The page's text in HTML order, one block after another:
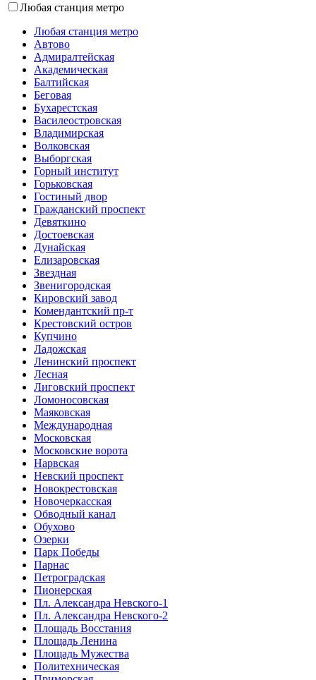
Любая станция метро
Любая станция метро
Автово
Адмиралтейская
Академическая
Балтийская
Беговая
Бухарестская
Василеостровская
Владимирская
Волковская
Выборгская
Горный институт
Горьковская
Гостиный двор
Гражданский проспект
Девяткино
Достоевская
Дунайская
Елизаровская
Звездная
Звенигородская
Кировский завод
Комендантский пр-т
Крестовский остров
Купчино
Ладожская
Ленинский проспект
Лесная
Лиговский проспект
Ломоносовская
Маяковская
Международная
Московская
Московские ворота
Нарвская
Невский проспект
Новокрестовская
Новочеркасская
Обводный канал
Обухово
Озерки
Парк Победы
Парнас
Петроградская
Пионерская
Пл. Александра Невского-1
Пл. Александра Невского-2
Площадь Восстания
Площадь Ленина
Площадь Мужества
Политехническая